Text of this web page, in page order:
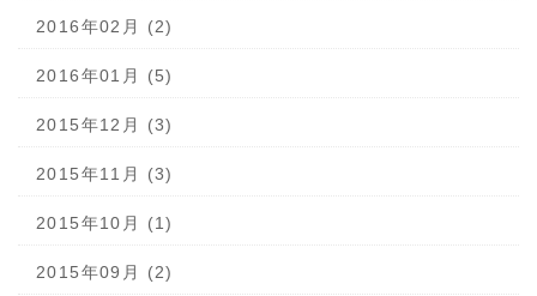
2016年02月 (2)
2016年01月 (5)
2015年12月 (3)
2015年11月 (3)
2015年10月 (1)
2015年09月 (2)